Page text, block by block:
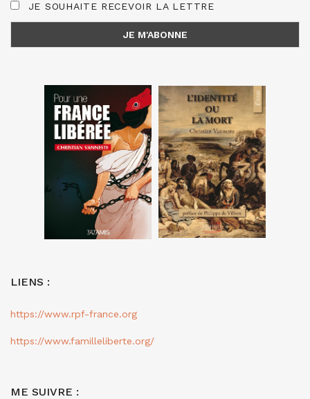
JE SOUHAITE RECEVOIR LA LETTRE
LIENS :
https://www.rpf-france.org
https://www.familleliberte.org/
ME SUIVRE :